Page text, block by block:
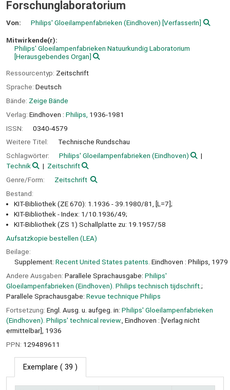
Forschunglaboratorium
Von: Philips' Gloeilampenfabrieken (Eindhoven) [VerfasserIn]
Mitwirkende(r):
Philips' Gloeilampenfabrieken Natuurkundig Laboratorium
[Herausgebendes Organ]
Ressourcentyp: Zeitschrift
Sprache: Deutsch
Bände: Zeige Bände
Verlag: Eindhoven : Philips, 1936-1981
ISSN:
0340-4579
Weitere Titel:
Technische Rundschau
Schlagwörter:
Philips' Gloeilampenfabrieken (Eindhoven)
Technik
Zeitschrift
Genre/Form:
Zeitschrift
Bestand:
KIT-Bibliothek (ZE 670): 1.1936 - 39.1980/81, [L=7];
KIT-Bibliothek - Index: 1/10.1936/49;
KIT-Bibliothek (ZS 1) Schallplatte zu: 19.1957/58
Aufsatzkopie bestellen (LEA)
Beilage:
Supplement: Recent United States patents. Eindhoven : Philips, 1979
Andere Ausgaben: Parallele Sprachausgabe: Philips'
Gloeilampenfabrieken (Eindhoven). Philips technisch tijdschrift.;
Parallele Sprachausgabe: Revue technique Philips
Fortsetzung: Engl. Ausg. u. aufgeg. in: Philips' Gloeilampenfabrieken
(Eindhoven). Philips' technical review. , Eindhoven : [Verlag nicht
ermittelbar], 1936
PPN: 129489611
Exemplare ( 39 )